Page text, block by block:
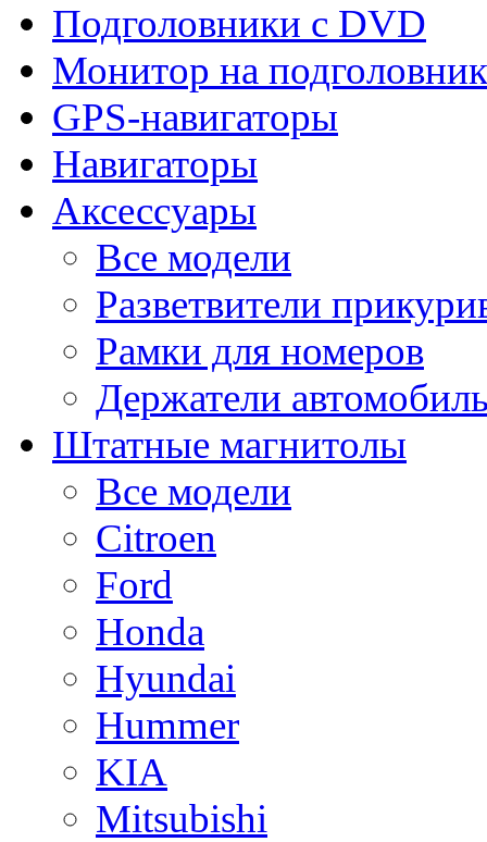
Подголовники с DVD
Монитор на подголовник
GPS-навигаторы
Навигаторы
Аксессуары
Все модели
Разветвители
Рамки для номеров
Держатели
Штатные магнитолы
Все модели
Citroen
Ford
Honda
Hyundai
Hummer
KIA
Mitsubishi